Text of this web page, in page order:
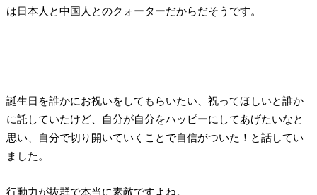
は日本人と中国人とのクォーターだからだそうです。
誕生日を誰かにお祝いをしてもらいたい、祝ってほしいと誰か
に託していたけど、自分が自分をハッピーにしてあげたいなと
思い、自分で切り開いていくことで自信がついた！と話してい
ました。
行動力が抜群で本当に素敵ですよね。